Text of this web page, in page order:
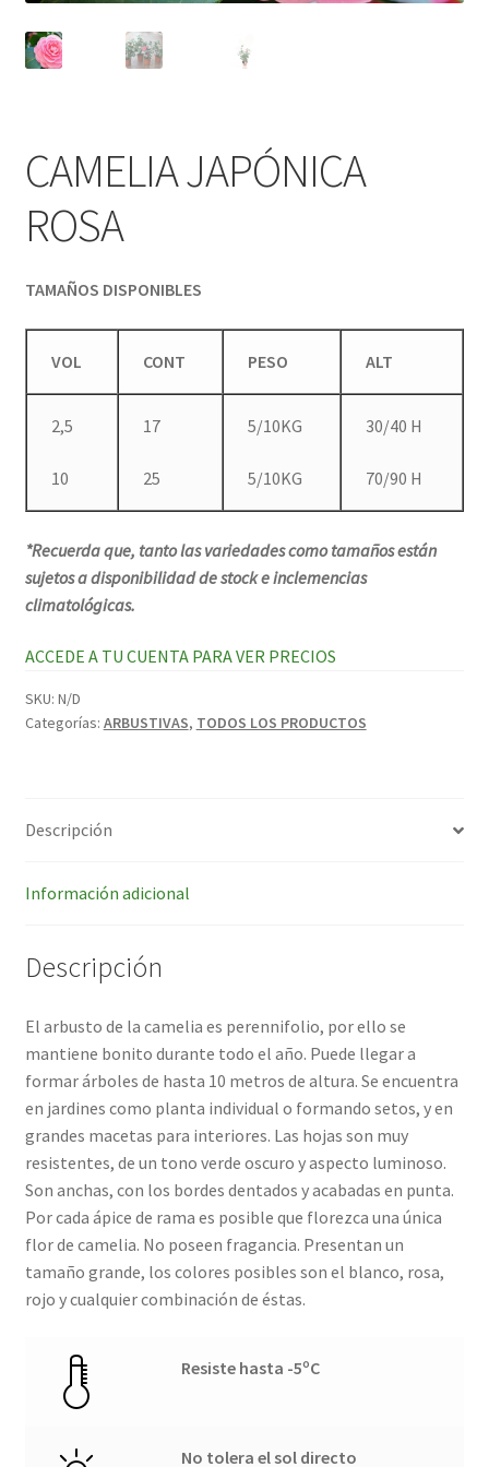
CAMELIA JAPÓNICA
ROSA
TAMAÑOS DISPONIBLES
VOL CONT PESO ALT
2,5
10
17
25
5/10KG
5/10KG
30/40 H
70/90 H
*Recuerda que, tanto las variedades como tamaños están
sujetos a disponibilidad de stock e inclemencias
climatológicas.
ACCEDE A TU CUENTA PARA VER PRECIOS
SKU: N/D
Categorías: ARBUSTIVAS, TODOS LOS PRODUCTOS
Descripción
Información adicional
Descripción
El arbusto de la camelia es perennifolio, por ello se
mantiene bonito durante todo el año. Puede llegar a
formar árboles de hasta 10 metros de altura. Se encuentra
en jardines como planta individual o formando setos, y en
grandes macetas para interiores. Las hojas son muy
resistentes, de un tono verde oscuro y aspecto luminoso.
Son anchas, con los bordes dentados y acabadas en punta.
Por cada ápice de rama es posible que florezca una única
flor de camelia. No poseen fragancia. Presentan un
tamaño grande, los colores posibles son el blanco, rosa,
rojo y cualquier combinación de éstas.
Resiste hasta -5ºC
No tolera el sol directo